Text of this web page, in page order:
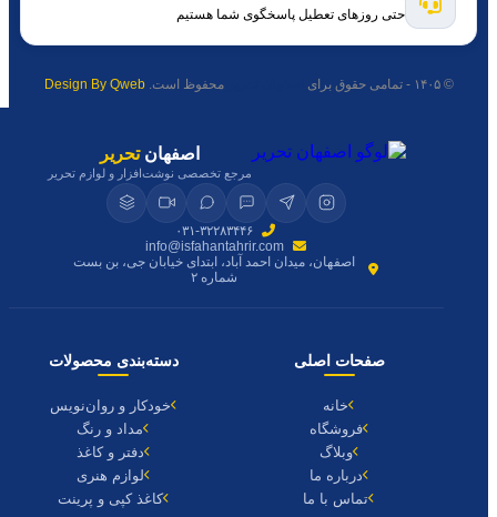
حتی روزهای تعطیل پاسخگوی شما هستیم
© ۱۴۰۵ - تمامی حقوق برای محفوظ است.Design By Qweb
اصفهانتحریر
مرجع تخصصی نوشت‌افزار و لوازم تحریر
۰۳۱-۳۲۲۸۳۴۴۶
info@isfahantahrir.com
اصفهان، میدان احمد آباد، ابتدای خیابان جی، بن بست
شماره ۲
صفحات اصلی
خانه
فروشگاه
وبلاگ
درباره ما
تماس با ما
دسته‌بندی محصولات
خودکار و روان‌نویس
مداد و رنگ
دفتر و کاغذ
لوازم هنری
کاغذ کپی و پرینت